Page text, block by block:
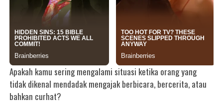
Apakah kamu sering mengalami situasi ketika orang yang
tidak dikenal mendadak mengajak berbicara, bercerita, atau
bahkan curhat?